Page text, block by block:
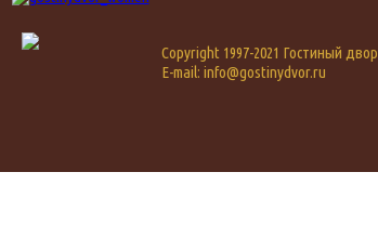
Copyright 1997-2021 Гостиный двор
E-mail: info@gostinydvor.ru